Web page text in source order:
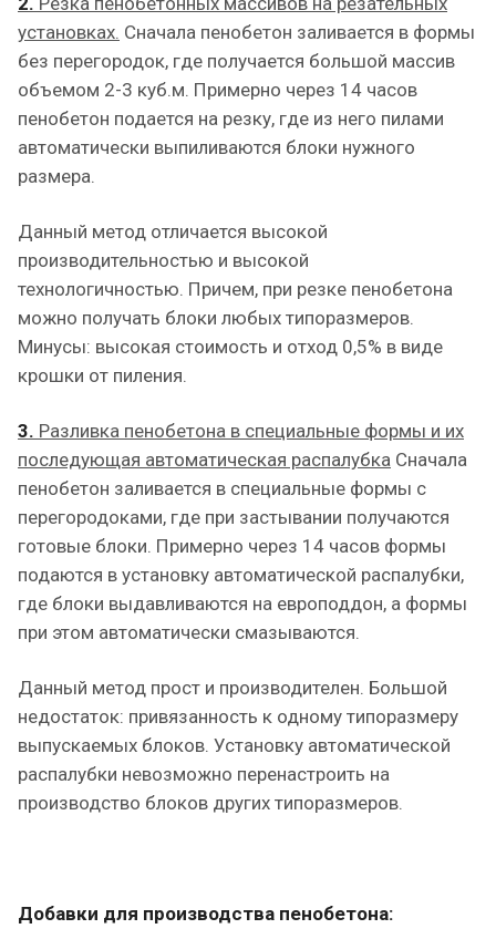
установках. Сначала пенобетон заливается в формы
без перегородок, где получается большой массив
объемом 2-3 куб.м. Примерно через 14 часов
пенобетон подается на резку, где из него пилами
автоматически выпиливаются блоки нужного
размера.
Данный метод отличается высокой
производительностью и высокой
технологичностью. Причем, при резке пенобетона
можно получать блоки любых типоразмеров.
Минусы: высокая стоимость и отход 0,5% в виде
крошки от пиления.
3. Разливка пенобетона в специальные формы и их
последующая автоматическая распалубка Сначала
пенобетон заливается в специальные формы с
перегородоками, где при застывании получаются
готовые блоки. Примерно через 14 часов формы
подаются в установку автоматической распалубки,
где блоки выдавливаются на европоддон, а формы
при этом автоматически смазываются.
Данный метод прост и производителен. Большой
недостаток: привязанность к одному типоразмеру
выпускаемых блоков. Установку автоматической
распалубки невозможно перенастроить на
производство блоков других типоразмеров.
Добавки для производства пенобетона: